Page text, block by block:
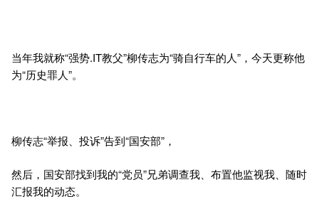
当年我就称“强势.IT教父”柳传志为“骑自行车的人”，今天更称他
为“历史罪人”。
柳传志“举报、投诉”告到“国安部”，
然后，国安部找到我的“党员”兄弟调查我、布置他监视我、随时
汇报我的动态。